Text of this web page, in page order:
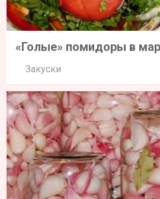
«Голые» помидоры в
Закуски